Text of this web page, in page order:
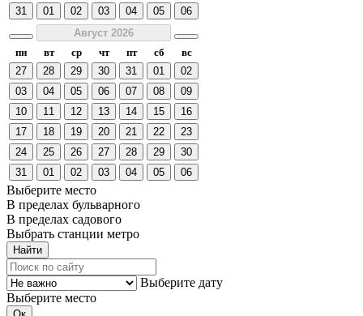
31
01 02 03 04 05
06
Август 2026
пн
вт ср чт пт сб
вс
27
28 29 30 31 01
02
03
04 05 06 07 08
09
10
11 12 13 14 15
16
17
18 19 20 21 22
23
24
25 26 27 28 29
30
31
01 02 03 04 05 06
Выберите место
В пределах бульварного
В пределах садового
Выбрать станции метро
Выберите дату
Выберите место